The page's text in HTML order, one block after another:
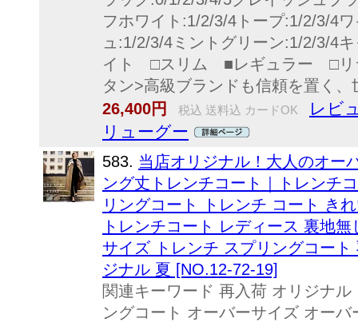
フホワイト:1/2/3/4トープ:1/2/3/4
ュ:1/2/3/4ミントグリーン:1/2/3/4
イト □スリム ■レギュラー □リ
タン>高級ブランドも信頼を置く
26,400円
税込 送料込 カードOK
レビ
リューグー
583. 当店オリジナル！大人のオー
ング丈トレンチコート｜トレンチ
リングコート トレンチ コート き
トレンチコート レディース 裏地
サイズ トレンチ スプリングコー
ジナル 夏 [NO.12-72-19]
関連キーワード 再入荷 オリジナ
ングコート オーバーサイズ オー